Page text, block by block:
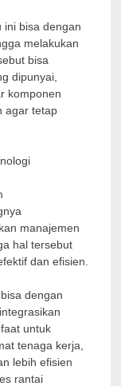
ini bisa dengan
melakukan
bisa
dipunyai,
komponen
agar tetap
manajemen
hal tersebut
dan efisien.
dengan
untuk
tenaga kerja,
lebih efisien
rantai